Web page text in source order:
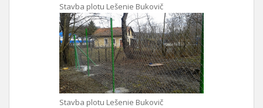
Stavba plotu Lešenie Bukovič
Stavba plotu Lešenie Bukovič